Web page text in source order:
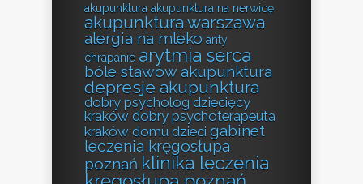
akupunktura akupunktura na nerwicę
akupunktura warszawa
alergia na mleko anty
chrapanie arytmia serca
bóle stawów akupunktura
depresje akupunktura
dobry psycholog dziecięcy
kraków dobry psychoterapeuta
kraków domu dzieci gabinet
leczenia kręgosłupa
poznań klinika leczenia